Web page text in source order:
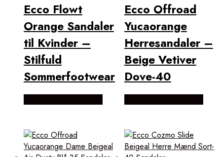
Ecco Flowt
Orange Sandaler
til Kvinder –
Stilfuld
Sommerfootwear
Ecco Offroad
Yucaorange
Herresandaler –
Beige Vetiver
Dove-40